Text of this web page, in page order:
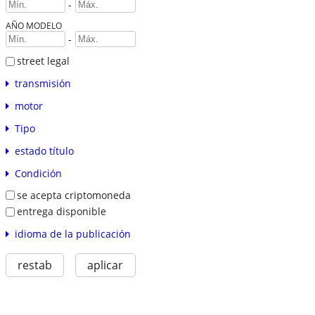
-
AÑO MODELO
-
street legal
transmisión
motor
Tipo
estado título
Condición
se acepta criptomoneda
entrega disponible
idioma de la publicación
restab aplicar